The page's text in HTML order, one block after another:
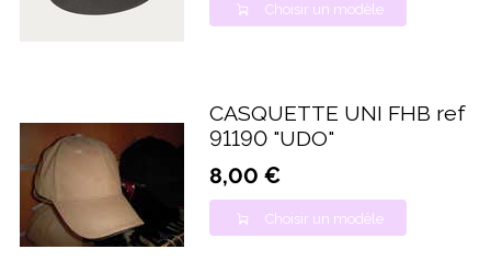
Choisir un modèle
CASQUETTE UNI FHB ref
91190 "UDO"
8,00 €
Choisir un modèle